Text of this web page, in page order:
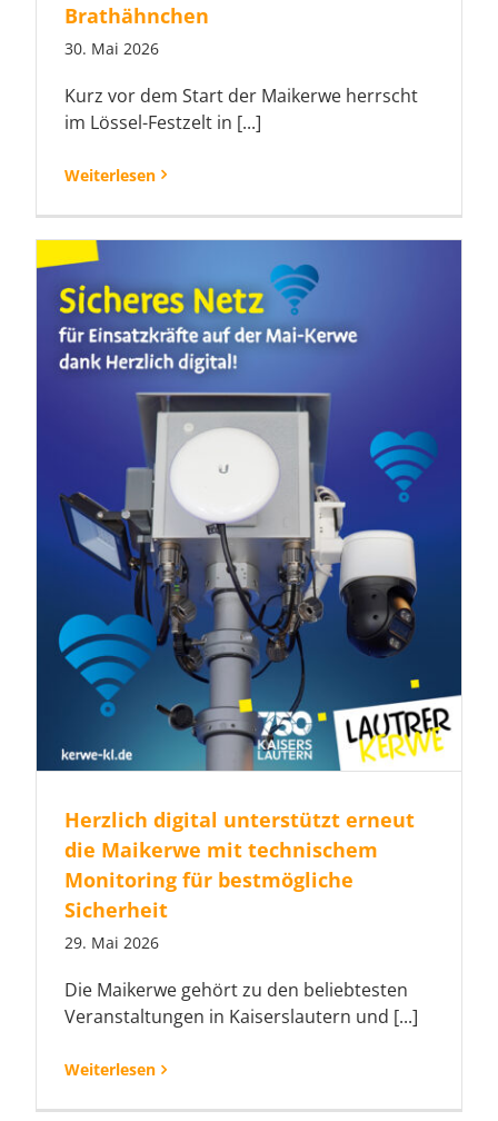
Brathähnchen
30. Mai 2026
Kurz vor dem Start der Maikerwe herrscht
im Lössel-Festzelt in [...]
Weiterlesen
Herzlich digital unterstützt erneut
die Maikerwe mit technischem
Monitoring für bestmögliche
Sicherheit
29. Mai 2026
Die Maikerwe gehört zu den beliebtesten
Veranstaltungen in Kaiserslautern und [...]
Weiterlesen